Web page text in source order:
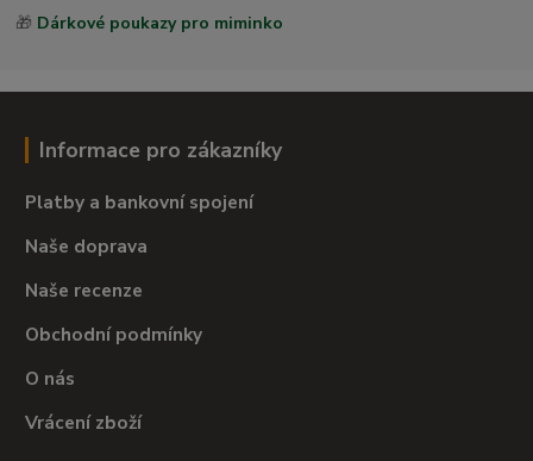
🎁 Dárkové poukazy pro miminko
Informace pro zákazníky
Platby a bankovní spojení
Naše doprava
Naše recenze
Obchodní podmínky
O nás
Vrácení zboží